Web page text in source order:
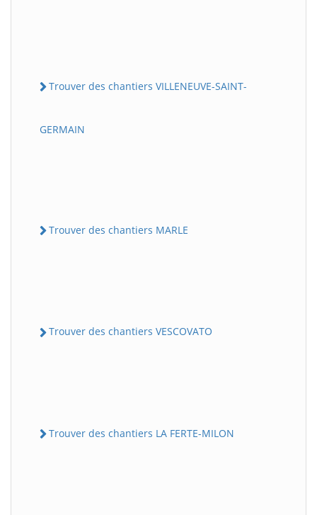
Trouver des chantiers VILLENEUVE-SAINT-
GERMAIN
Trouver des chantiers MARLE
Trouver des chantiers VESCOVATO
Trouver des chantiers LA FERTE-MILON